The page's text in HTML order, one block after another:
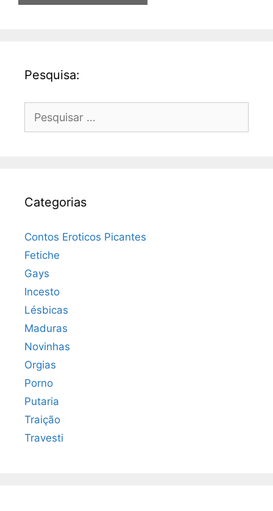
Pesquisa:
por:
Categorias
Contos Eroticos Picantes
Fetiche
Gays
Incesto
Lésbicas
Maduras
Novinhas
Orgias
Porno
Putaria
Traição
Travesti